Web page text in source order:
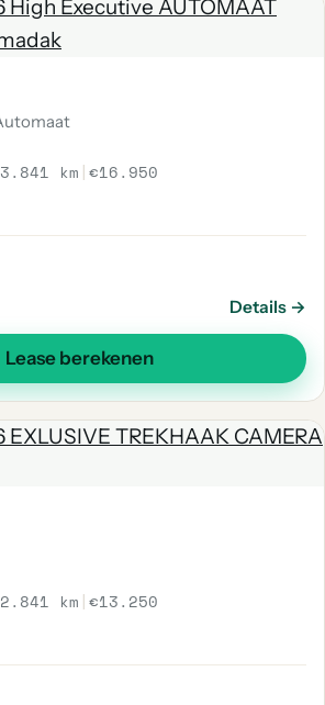
km |€16.950
Details →
Lease berekenen
km |€13.250